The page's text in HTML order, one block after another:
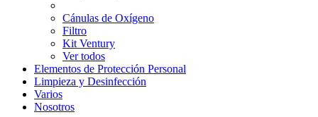
Cánulas de Oxígeno
Filtro
Kit Ventury
Ver todos
Elementos de Protección Personal
Limpieza y Desinfección
Varios
Nosotros